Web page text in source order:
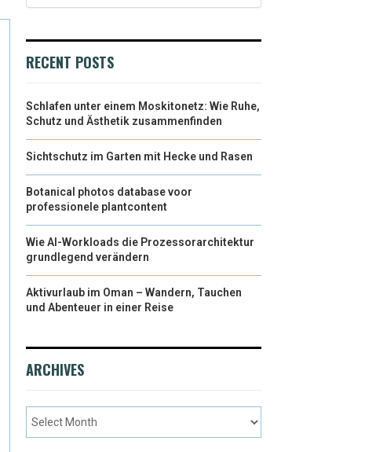
RECENT POSTS
Schlafen unter einem Moskitonetz: Wie Ruhe,
Schutz und Ästhetik zusammenfinden
Sichtschutz im Garten mit Hecke und Rasen
Botanical photos database voor
professionele plantcontent
Wie AI-Workloads die Prozessorarchitektur
grundlegend verändern
Aktivurlaub im Oman – Wandern, Tauchen
und Abenteuer in einer Reise
ARCHIVES